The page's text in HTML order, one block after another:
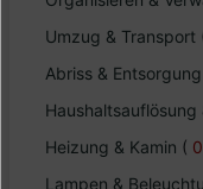
Umzug & Transport
Abriss & Entsorgung
Haushaltsauflösung
Heizung & Kamin ( 0
Lampen &